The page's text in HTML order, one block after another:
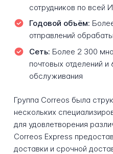
сотрудников по всей
Годовой объём:
отправлений
Сеть: Более 2 300
почтовых отделений и
обслуживания
Группа Correos была
нескольких
для удовлетворения
Correos Express
доставки и срочной